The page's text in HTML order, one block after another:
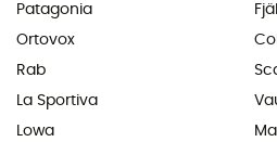
Patagonia
Ortovox
Rab
La Sportiva
Lowa